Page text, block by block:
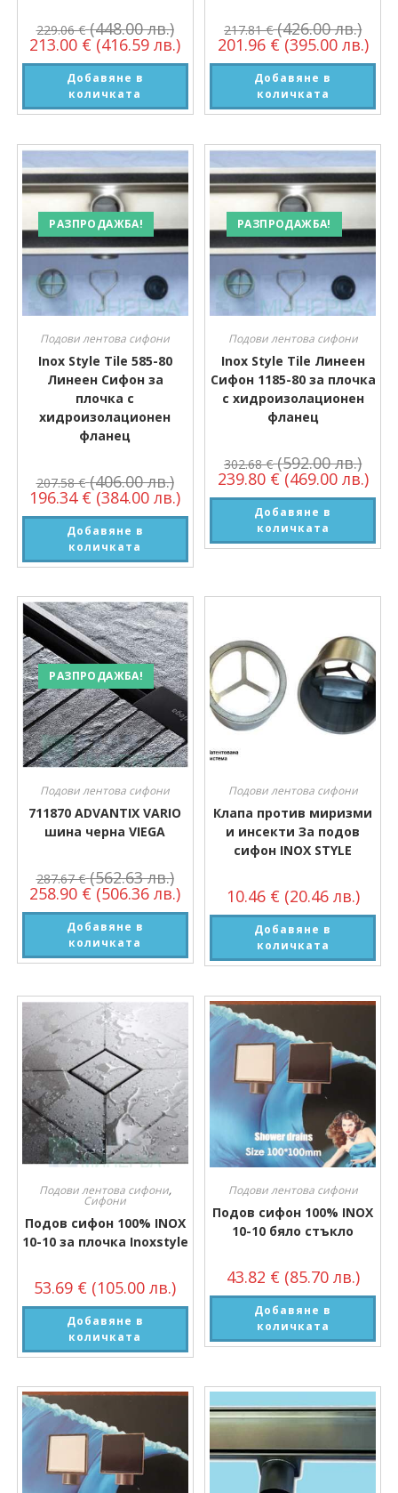
229.06€ (448.00 лв.)
213.00 € (416.59 лв.)
Добавяне в
количката
217.81€ (426.00 лв.)
201.96 € (395.00 лв.)
Добавяне в
количката
РАЗПРОДАЖБА!
Подови лентова сифони
Inox Style Tile 585-80
Линеен Сифон за
плочка с
хидроизолационен
фланец
207.58€ (406.00 лв.)
196.34 € (384.00 лв.)
Добавяне в
количката
РАЗПРОДАЖБА!
Подови лентова сифони
Inox Style Tile Линеен
Сифон 1185-80 за плочка
с хидроизолационен
фланец
302.68€ (592.00 лв.)
239.80 € (469.00 лв.)
Добавяне в
количката
РАЗПРОДАЖБА!
Подови лентова сифони
711870 ADVANTIX VARIO
шина черна VIEGA
287.67€ (562.63 лв.)
258.90 € (506.36 лв.)
Добавяне в
количката
Подови лентова сифони
Клапа против миризми
и инсекти За подов
сифон INOX STYLE
10.46 € (20.46 лв.)
Добавяне в
количката
Подови лентова сифони,
Сифони
Подов сифон 100% INOX
10-10 за плочка Inoxstyle
53.69 € (105.00 лв.)
Добавяне в
количката
Подови лентова сифони
Подов сифон 100% INOX
10-10 бяло стъкло
43.82 € (85.70 лв.)
Добавяне в
количката